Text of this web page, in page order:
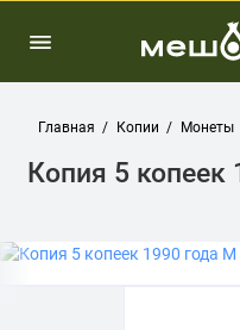
Главная Копии Монеты
Копия 5 копеек